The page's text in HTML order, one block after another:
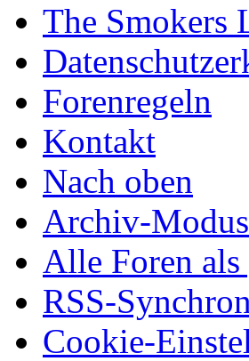
The Smokers
Forenregeln
Kontakt
Nach oben
Archiv-Modus
Alle Foren als
RSS-
Cookie-